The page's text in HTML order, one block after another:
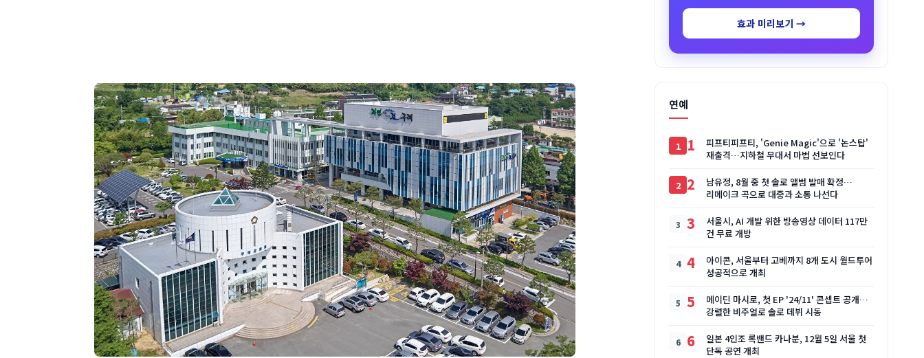
효과 미리보기 →
연예
1
피프티피프티, 'Genie Magic'으로 '논스탑'
재출격…지하철 무대서 마법 선보인다
2
남유정, 8월 중 첫 솔로 앨범 발매 확정…
리메이크 곡으로 대중과 소통 나선다
3
서울시, AI 개발 위한 방송영상 데이터 117만
건 무료 개방
4
아이콘, 서울부터 고베까지 8개 도시 월드투어
성공적으로 개최
5
메이딘 마시로, 첫 EP '24/11' 콘셉트 공개…
강렬한 비주얼로 솔로 데뷔 시동
6
일본 4인조 록밴드 카나분, 12월 5일 서울 첫
단독 공연 개최